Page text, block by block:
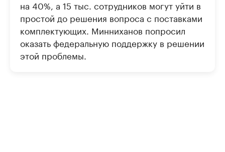
на 40%, а 15 тыс. сотрудников могут уйти в
простой до решения вопроса с поставками
комплектующих. Минниханов попросил
оказать федеральную поддержку в решении
этой проблемы.